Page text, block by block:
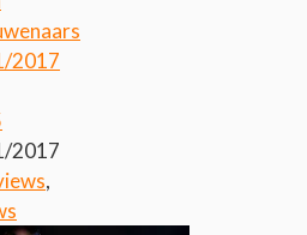
2017
2017
,